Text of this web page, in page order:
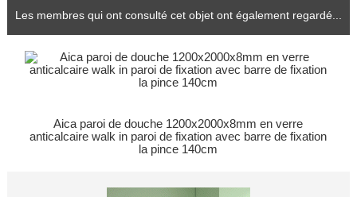
Les membres qui ont consulté cet objet ont également regardé...
Aica paroi de douche 1200x2000x8mm en verre
anticalcaire walk in paroi de fixation avec barre de fixation
la pince 140cm